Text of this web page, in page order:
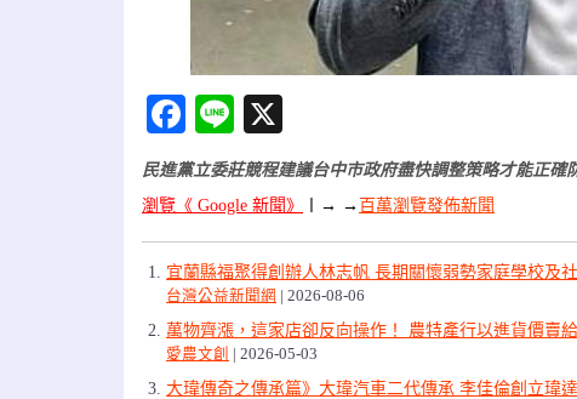
Facebook
Line
民進黨立委莊競程建議台中市政府盡快調整策略才能正確
瀏覽《 Google 新聞》
→ → 百萬瀏覽發佈新聞
宜蘭縣福聚得創辦人林志帆 長期關懷弱勢家庭學校及
台灣公益新聞網 2026-08-06
萬物齊漲，這家店卻反向操作！ 農特產行以進貨價賣
愛農文創 2026-05-03
大瑋傳奇之傳承篇》大瑋汽車二代傳承 李佳倫創立瑋